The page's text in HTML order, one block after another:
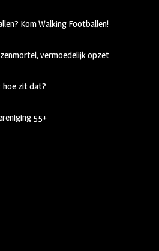
Kom Walking Footballen!
vermoedelijk opzet
hoe zit dat?
55+